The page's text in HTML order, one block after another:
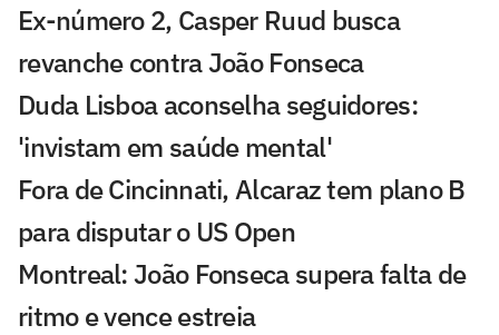
Ex-número 2, Casper Ruud busca
revanche contra João Fonseca
Duda Lisboa aconselha seguidores:
'invistam em saúde mental'
Fora de Cincinnati, Alcaraz tem plano B
para disputar o US Open
Montreal: João Fonseca supera falta de
ritmo e vence estreia